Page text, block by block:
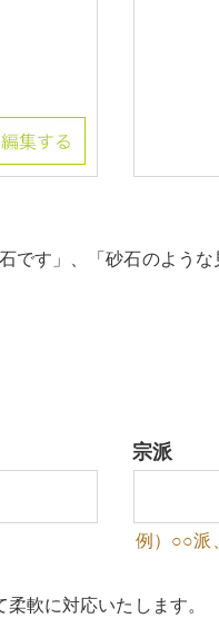
す」、「砂石のよう
宗派
例）○○派
軟に対応いたします。